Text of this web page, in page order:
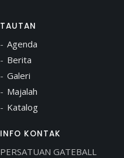
TAUTAN
Agenda
Berita
Galeri
Majalah
Katalog
INFO KONTAK
PERSATUAN GATEBALL